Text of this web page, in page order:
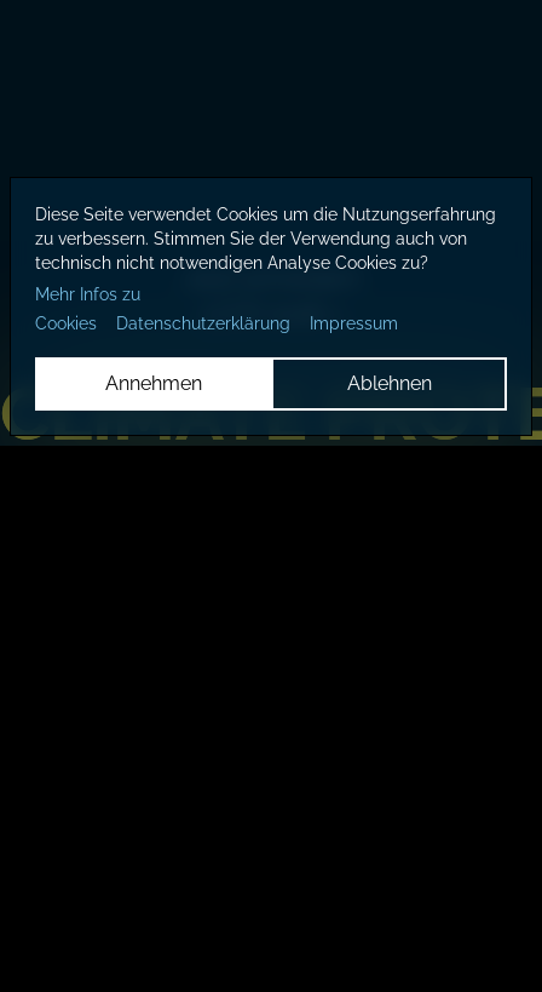
Jetzt anmelden!
LCOY 2026 >
CLIMATE
CLIMATE
Diese Seite verwendet Cookies um die Nutzungserfahrung
zu verbessern. Stimmen Sie der Verwendung auch von
technisch nicht notwendigen Analyse Cookies zu?
Mehr Infos zu
Cookies
Datenschutzerklärung Impressum
Annehmen Ablehnen